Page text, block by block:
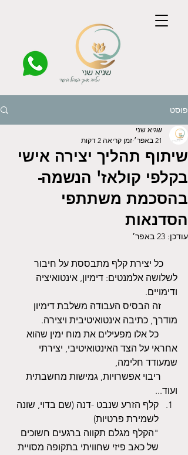
פוסט
שיתוף תהליך יצירה אישי
בקלפי קולאז' הנשמה-
בהסכמת משתתפי
הסדנאות
שגיא שני
21 באפר׳
זמן קריאה 2 דקות
עודכן: 23 באפר׳
      כל יצירת קלף מתבססת על חיבור
לשלושה אלמנטים: דימיון, אינטואיציה
ודימויים.
       זה הבסיס העבודה משלבת דימיון
מודרך, כתיבה אינטואיטיבית ויצירה.
        כל אלו מפעילים את מוח ימין שהוא
אחראי על הצד האינטואיטיבי, יצירתי
שמעודד חלימה,
       ריבוי אפשרויות, גמישות מחשבתית
ועוד...
קלף הזרע שנבט -דנה (שם בדוי, שונה
לשמירת פרטיות)
"הקלף מגלם תקווה ברגעים חשוכים
של כאב פיזי שחוויתי בתקופה מסויית